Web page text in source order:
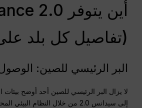
(تفاصيل كل بلد
البر الرئيسي للصين:
لا يزال البر الرئيسي للصين أحد أوضح بيئات
إلى سيدانس 2.0 من خلال النظام